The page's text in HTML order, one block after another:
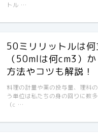
トル …
50ミリリットルは
（50mlは何cm3）
方法やコツも解説！
料理の計量や薬の投与量、理科
う単位は私たちの身の回りに数
（c …